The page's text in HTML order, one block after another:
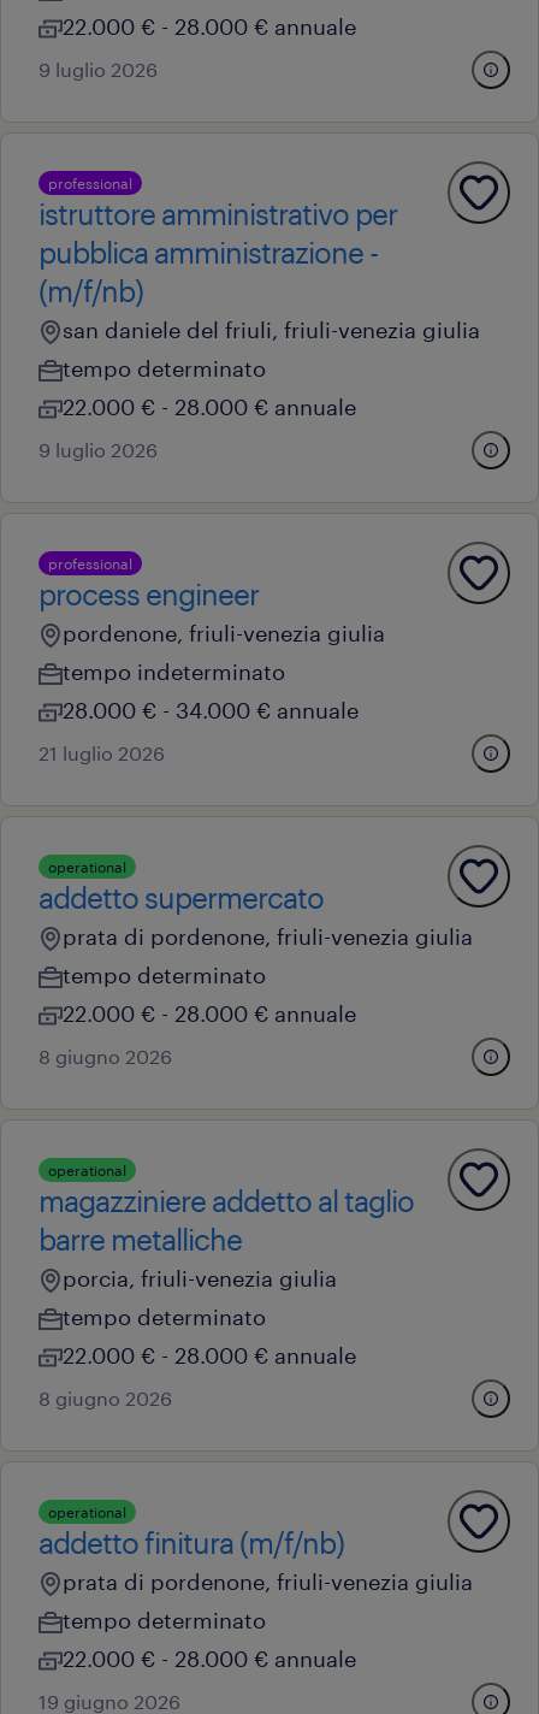
22.000 € - 28.000 € annuale
9 luglio 2026
professional
istruttore amministrativo per
pubblica amministrazione -
(m/f/nb)
san daniele del friuli, friuli-venezia giulia
tempo determinato
22.000 € - 28.000 € annuale
9 luglio 2026
professional
process engineer
pordenone, friuli-venezia giulia
tempo indeterminato
28.000 € - 34.000 € annuale
21 luglio 2026
operational
addetto supermercato
prata di pordenone, friuli-venezia giulia
tempo determinato
22.000 € - 28.000 € annuale
8 giugno 2026
operational
magazziniere addetto al taglio
barre metalliche
porcia, friuli-venezia giulia
tempo determinato
22.000 € - 28.000 € annuale
8 giugno 2026
operational
addetto finitura (m/f/nb)
prata di pordenone, friuli-venezia giulia
tempo determinato
22.000 € - 28.000 € annuale
19 giugno 2026